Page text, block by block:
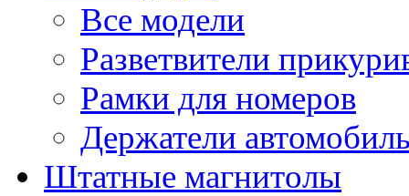
Все модели
Разветвители
Рамки для номеров
Держатели
Штатные магнитолы